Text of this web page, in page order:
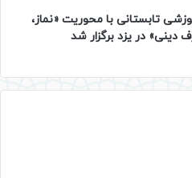
تابستانی با محوریت «نماز،
دینی» در یزد برگزار شد